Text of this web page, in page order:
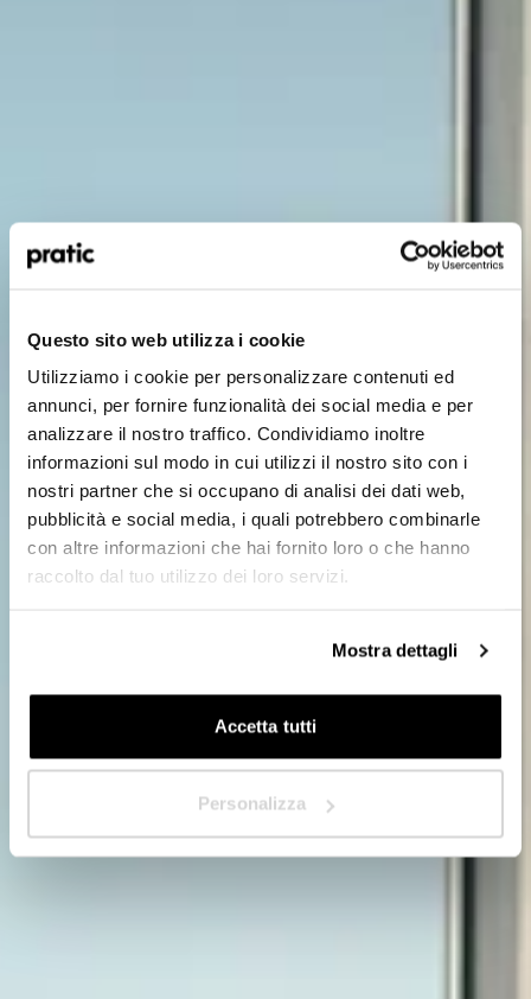
Questo sito web utilizza i cookie
Utilizziamo i cookie per personalizzare contenuti ed
annunci, per fornire funzionalità dei social media e per
analizzare il nostro traffico. Condividiamo inoltre
informazioni sul modo in cui utilizzi il nostro sito con i
nostri partner che si occupano di analisi dei dati web,
pubblicità e social media, i quali potrebbero combinarle
con altre informazioni che hai fornito loro o che hanno
raccolto dal tuo utilizzo dei loro servizi.
Mostra dettagli
Accetta tutti
Personalizza
HoReCa
Designer/Progettista
Privato
Rivenditore